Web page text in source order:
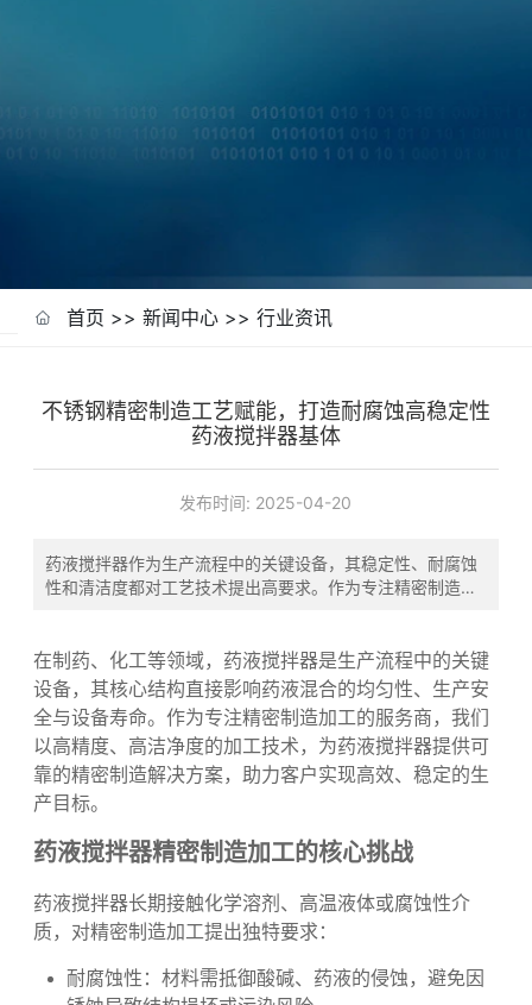
首页>>新闻中心>>行业资讯
不锈钢精密制造工艺赋能，打造耐腐蚀高稳定性
发布时间:2025-04-20
药液搅拌器作为生产流程中的关键设备，其稳定性、耐腐蚀
性和清洁度都对工艺技术提出高要求。作为专注精密制造加
工的服务商，我们以高精度、高洁净度的加工技术，为客户
提供可靠的药液搅拌器精密...
在制药、化工等领域，药液搅拌器是生产流程中的关键
设备，其核心结构直接影响药液混合的均匀性、生产安
全与设备寿命。作为专注精密制造加工的服务商，我们
以高精度、高洁净度的加工技术，为药液搅拌器提供可
靠的精密制造解决方案，助力客户实现高效、稳定的生
产目标。
药液搅拌器精密制造加工的核心挑战
药液搅拌器长期接触化学溶剂、高温液体或腐蚀性介